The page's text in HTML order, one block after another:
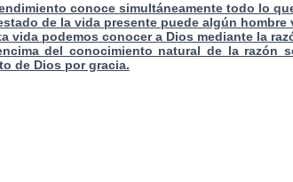
conoce simultáneamente todo lo
de la vida presente puede algún
vida podemos conocer a Dios mediante la
del conocimiento natural de la razón
de Dios por gracia.